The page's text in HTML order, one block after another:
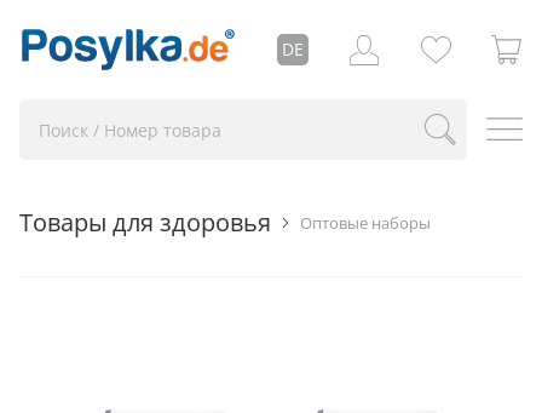
DE
Оптовые наборы
Товары для здоровья